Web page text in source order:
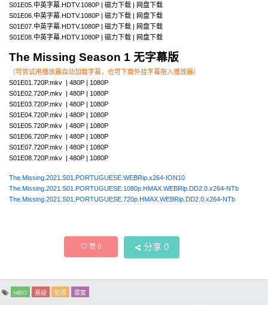
S01E05.中英字幕.HDTV.1080P | 磁力下载 | 网盘下载
S01E06.中英字幕.HDTV.1080P | 磁力下载 | 网盘下载
S01E07.中英字幕.HDTV.1080P | 磁力下载 | 网盘下载
S01E08.中英字幕.HDTV.1080P | 磁力下载 | 网盘下载
The Missing Season 1 无字幕版
（可尝试用播放器自动加载字幕，也可下载外挂字幕拖入播放器）
S01E01.720P.mkv | 480P | 1080P
S01E02.720P.mkv | 480P | 1080P
S01E03.720P.mkv | 480P | 1080P
S01E04.720P.mkv | 480P | 1080P
S01E05.720P.mkv | 480P | 1080P
S01E06.720P.mkv | 480P | 1080P
S01E07.720P.mkv | 480P | 1080P
S01E08.720P.mkv | 480P | 1080P
The.Missing.2021.S01.PORTUGUESE.WEBRip.x264-ION10
The.Missing.2021.S01.PORTUGUESE.1080p.HMAX.WEBRip.DD2.0.x264-NTb
The.Missing.2021.S01.PORTUGUESE.720p.HMAX.WEBRip.DD2.0.x264-NTb
赞0 分享 0
HBO 悬疑 犯罪 罪案